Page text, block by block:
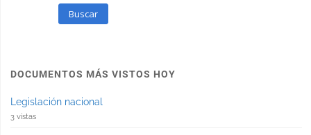
Buscar
DOCUMENTOS MÁS VISTOS HOY
Legislación nacional
3 vistas